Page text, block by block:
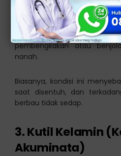
2. Abses atau
Infeksi pada area
pembengkakan atau
nanah.
Biasanya, kondisi ini
saat disentuh, dan
berbau tidak sedap.
3. Kutil Kelamin
Akuminata)